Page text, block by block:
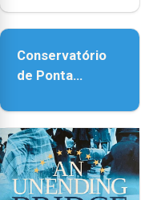
acessibilidade
Conservatório
de Ponta
contar com
novos
instrumentos